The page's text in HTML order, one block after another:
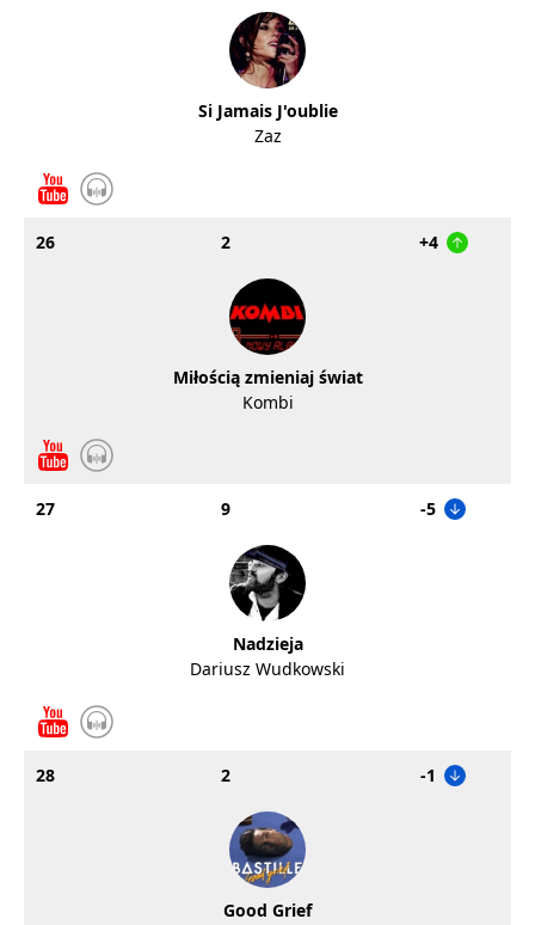
Si Jamais J'oublie
Zaz
26 2 +4
Miłością zmieniaj świat
Kombi
27 9 -5
Nadzieja
Dariusz Wudkowski
28 2 -1
Good Grief